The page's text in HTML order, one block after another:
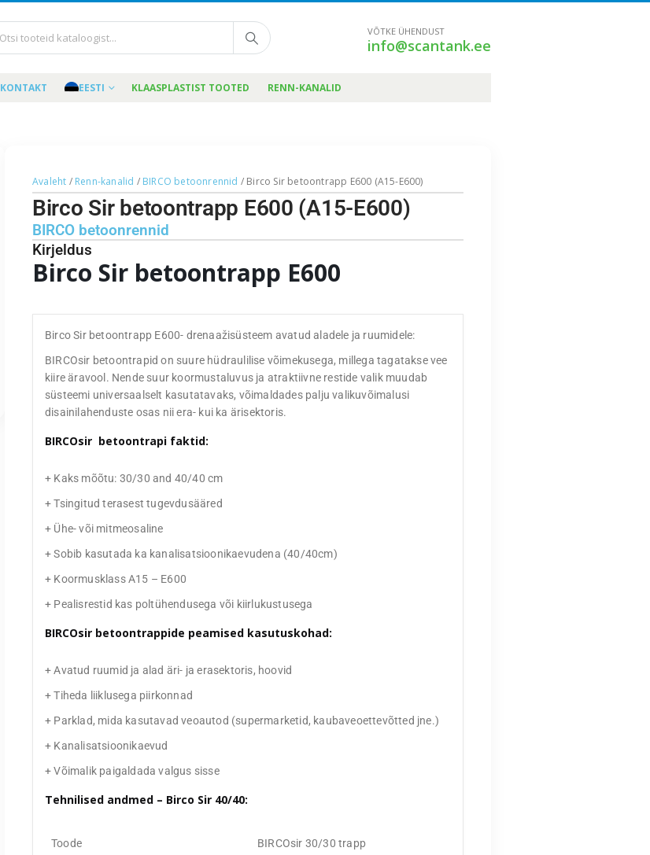
VÕTKE ÜHENDUST
info@scantank.ee
KONTAKT EESTI KLAASPLASTIST TOOTED RENN-KANALID
Avaleht / Renn-kanalid / BIRCO betoonrennid / Birco Sir betoontrapp E600 (A15-E600)
Birco Sir betoontrapp E600 (A15-E600)
BIRCO betoonrennid
Kirjeldus
Birco Sir betoontrapp E600
Birco Sir betoontrapp E600- drenaažisüsteem avatud aladele ja ruumidele:
BIRCOsir betoontrapid on suure hüdraulilise võimekusega, millega tagatakse vee
kiire äravool. Nende suur koormustaluvus ja atraktiivne restide valik muudab
süsteemi universaalselt kasutatavaks, võimaldades palju valikuvõimalusi
disainilahenduste osas nii era- kui ka ärisektoris.
BIRCOsir betoontrapi faktid:
+ Kaks mõõtu: 30/30 and 40/40 cm
+ Tsingitud terasest tugevdusääred
+ Ühe- või mitmeosaline
+ Sobib kasutada ka kanalisatsioonikaevudena (40/40cm)
+ Koormusklass A15 – E600
+ Pealisrestid kas poltühendusega või kiirlukustusega
BIRCOsir betoontrappide peamised kasutuskohad:
+ Avatud ruumid ja alad äri- ja erasektoris, hoovid
+ Tiheda liiklusega piirkonnad
+ Parklad, mida kasutavad veoautod (supermarketid, kaubaveoettevõtted jne.)
+ Kanalisatsioonikaevud
+ Võimalik paigaldada valgus sisse
Tehnilised andmed – Birco Sir 40/40:
Toode BIRCOsir 30/30 trapp